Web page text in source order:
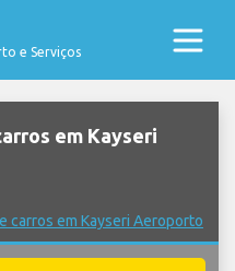
e Serviços
em Kayseri
carros em Kayseri Aeroporto